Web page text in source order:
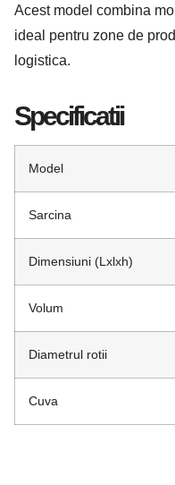
Acest model combina
ideal pentru zone de
logistica.
Specificatii
Model
Sarcina
Dimensiuni (Lxlxh)
Volum
Diametrul rotii
Cuva